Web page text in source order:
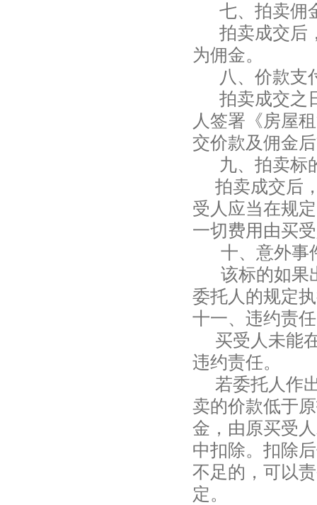
七、拍卖佣
拍卖成交后
为佣金。
八、价款支
拍卖成交之
人签署《房屋
交价款及佣金
九、拍卖标
拍卖成交后
受人应当在规
一切费用由买
十、意外事
该标的如果
委托人的规定
十一、违约责任
买受人未能
违约责任。
若委托人作
卖的价款低于
金，由原买受
中扣除。扣除
不足的，可以
定。